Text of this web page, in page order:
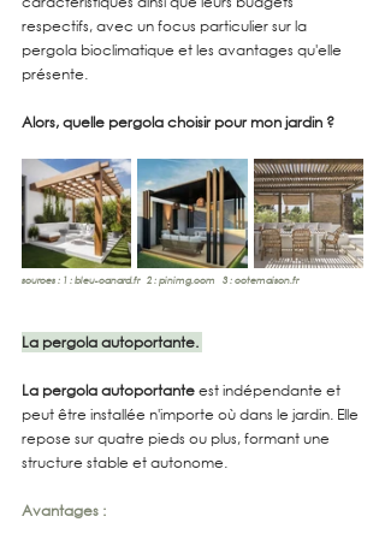
respectifs, avec un focus particulier sur la
pergola bioclimatique et les avantages qu'elle
présente.
Alors, quelle pergola choisir pour mon jardin ?
sources : 1 : bleu-canard.fr
   2 :
pinimg.com
   3 :
cotemaison.fr
La pergola autoportante.
La pergola autoportante est indépendante et
peut être installée n'importe où dans le jardin. Elle
repose sur quatre pieds ou plus, formant une
structure stable et autonome.
Avantages :